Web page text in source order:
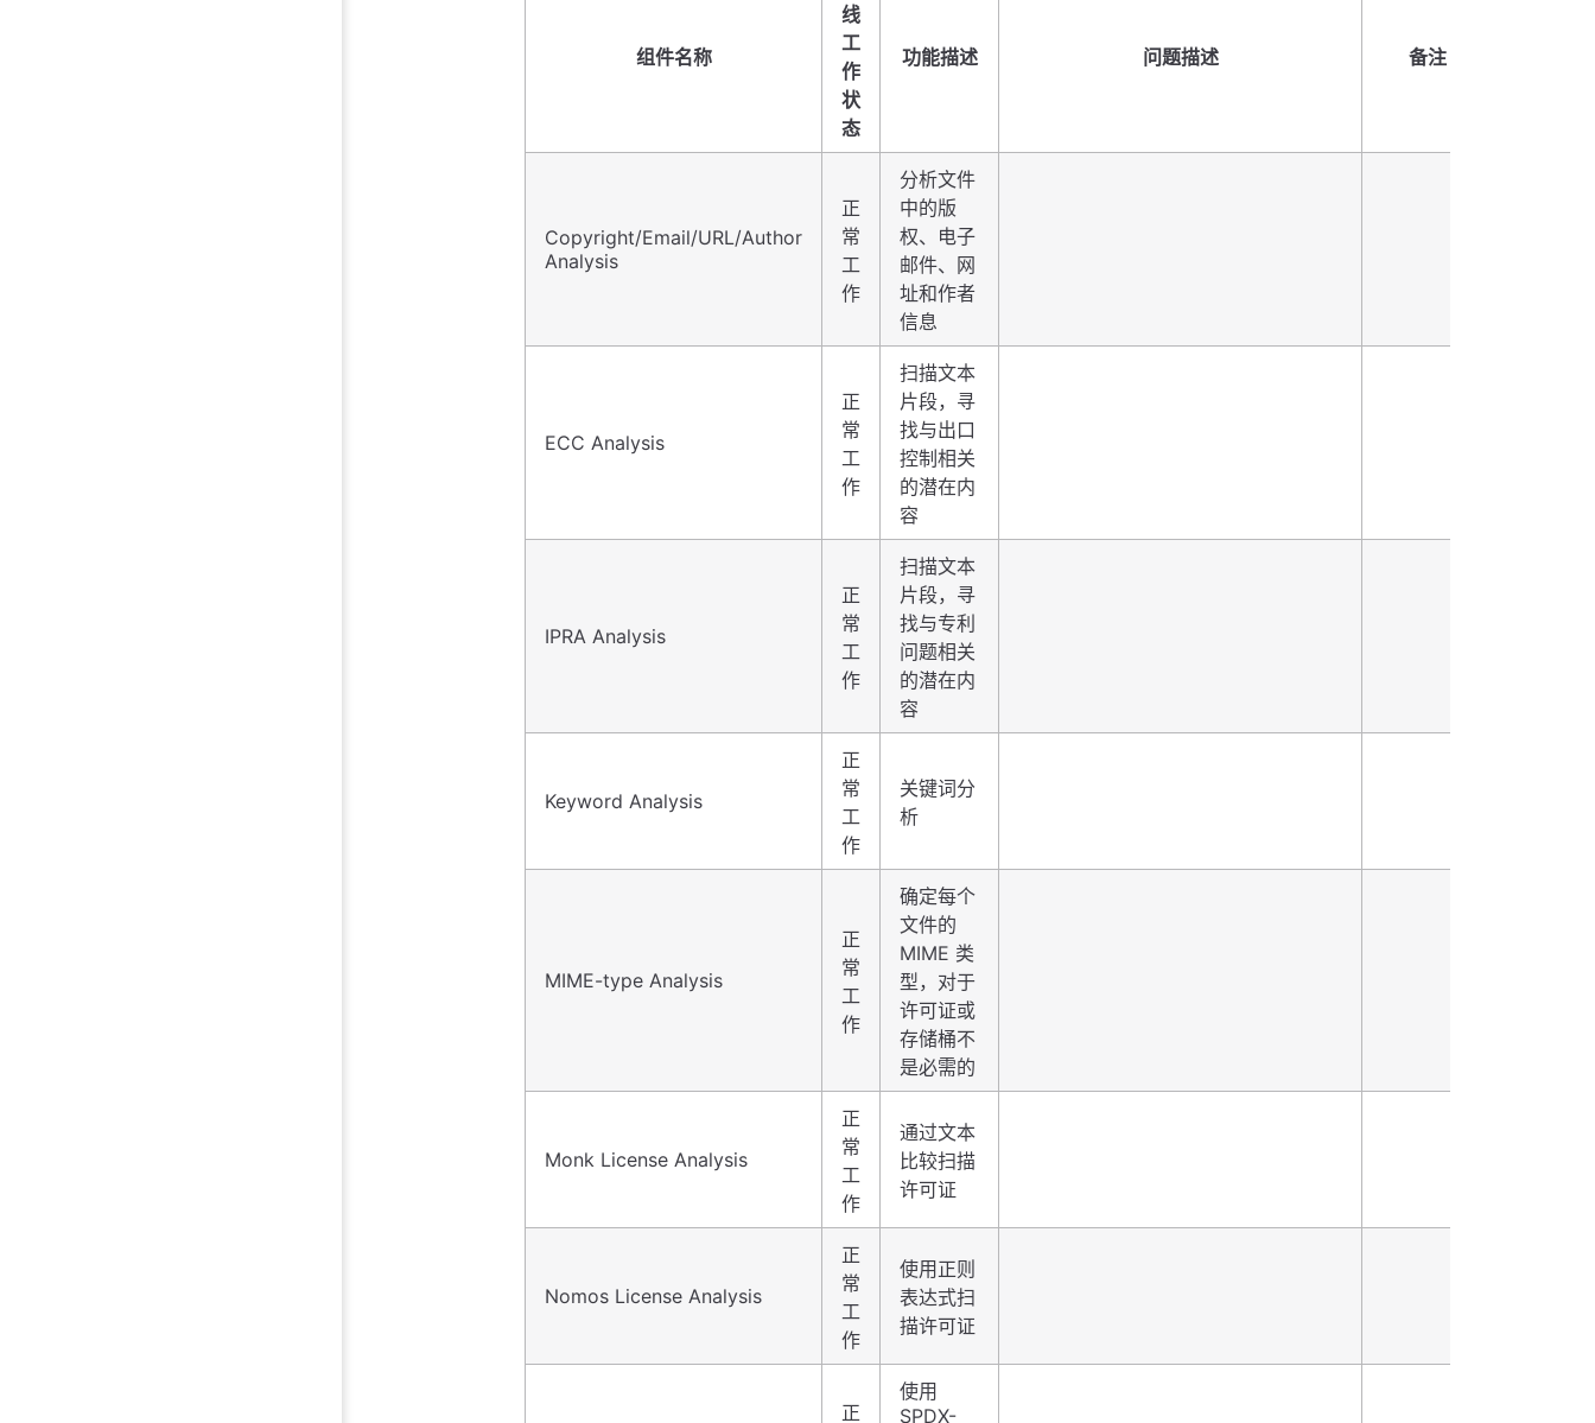
组件名称
线
工
作
状
态
功能描述 问题描述 备注
Copyright/Email/URL/Author
Analysis
正
常
工
作
分析文件
中的版
权、电子
邮件、网
址和作者
信息
ECC Analysis
正
常
工
作
扫描文本
片段，寻
找与出口
控制相关
的潜在内
容
IPRA Analysis
正
常
工
作
扫描文本
片段，寻
找与专利
问题相关
的潜在内
容
Keyword Analysis
正
常
工
作
关键词分
析
MIME-type Analysis
正
常
工
作
确定每个
文件的
MIME 类
型，对于
许可证或
存储桶不
是必需的
Monk License Analysis
正
常
工
作
通过文本
比较扫描
许可证
Nomos License Analysis
正
常
工
作
使用正则
表达式扫
描许可证
正
使用
SPDX-